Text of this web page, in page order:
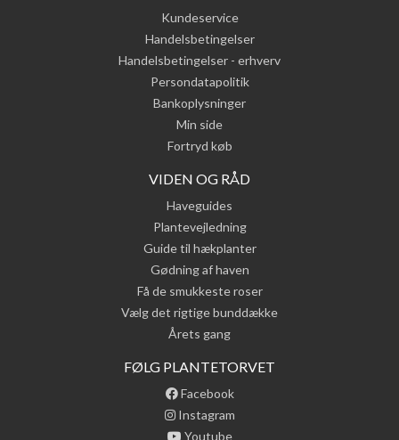
Kundeservice
Handelsbetingelser
Handelsbetingelser - erhverv
Persondatapolitik
Bankoplysninger
Min side
Fortryd køb
VIDEN OG RÅD
Haveguides
Plantevejledning
Guide til hækplanter
Gødning af haven
Få de smukkeste roser
Vælg det rigtige bunddække
Årets gang
FØLG PLANTETORVET
Facebook
Instagram
Youtube